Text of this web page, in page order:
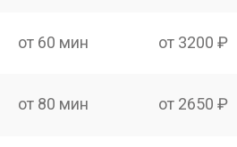
от 60 мин от 3200 ₽
от 80 мин от 2650 ₽